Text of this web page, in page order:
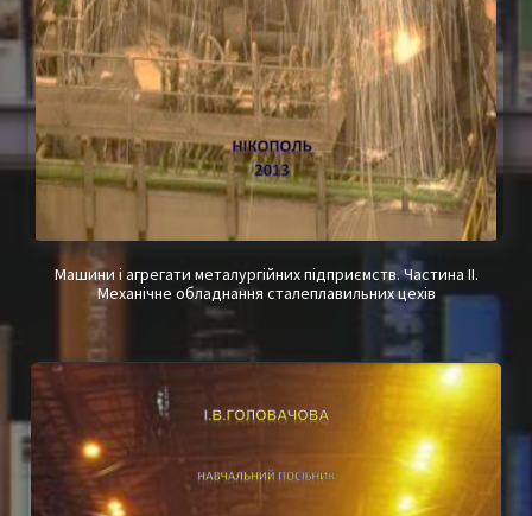
Машини і агрегати металургійних підприємств.Частина ІІ.
Механічне обладнання сталеплавильних цехів